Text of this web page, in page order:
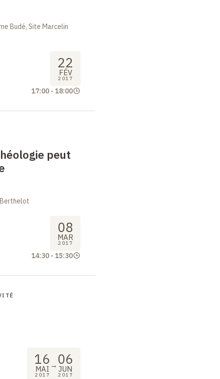
Budé, Site Marcelin
22
FÉV
2017
17:00 - 18:00
peut
08
MAR
2017
14:30 - 15:30
16
MAI
2017
→ 06
JUN
2017